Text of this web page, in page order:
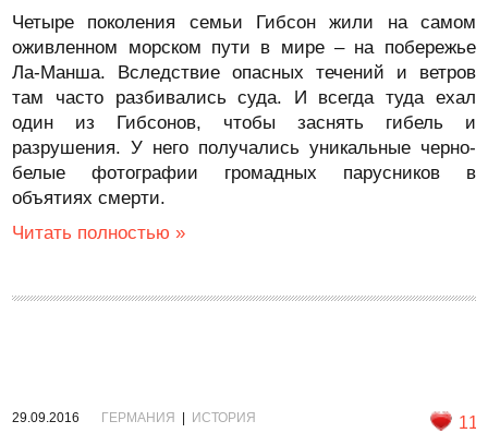
Четыре поколения семьи Гибсон жили на самом
оживленном морском пути в мире – на побережье
Ла-Манша. Вследствие опасных течений и ветров
там часто разбивались суда. И всегда туда ехал
один из Гибсонов, чтобы заснять гибель и
разрушения. У него получались уникальные черно-
белые фотографии громадных парусников в
объятиях смерти.
Читать полностью »
29.09.2016 ГЕРМАНИЯ ИСТОРИЯ 11